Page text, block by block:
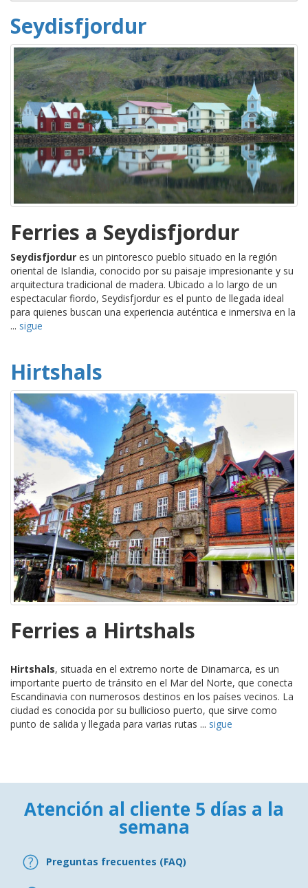
Seydisfjordur
Ferries a Seydisfjordur
Seydisfjordur es un pintoresco pueblo situado en la región
oriental de Islandia, conocido por su paisaje impresionante y su
arquitectura tradicional de madera. Ubicado a lo largo de un
espectacular fiordo, Seydisfjordur es el punto de llegada ideal
para quienes buscan una experiencia auténtica e inmersiva en la
... sigue
Hirtshals
Ferries a Hirtshals
Hirtshals, situada en el extremo norte de Dinamarca, es un
importante puerto de tránsito en el Mar del Norte, que conecta
Escandinavia con numerosos destinos en los países vecinos. La
ciudad es conocida por su bullicioso puerto, que sirve como
punto de salida y llegada para varias rutas ... sigue
Atención al cliente 5 días a la
semana
Preguntas frecuentes (FAQ)